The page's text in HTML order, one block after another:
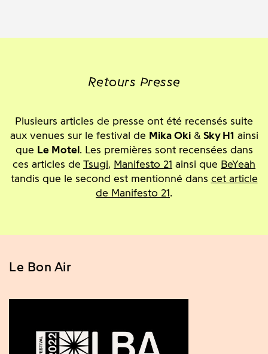
Retours Presse
Plusieurs articles de presse ont été recensés suite
aux venues sur le festival de Mika Oki& Sky H1 ainsi
que Le Motel. Les premières sont recensées dans
ces articles de Tsugi, Manifesto 21 ainsi que BeYeah
tandis que le second est mentionné dans cet article
de Manifesto 21.
Le Bon Air